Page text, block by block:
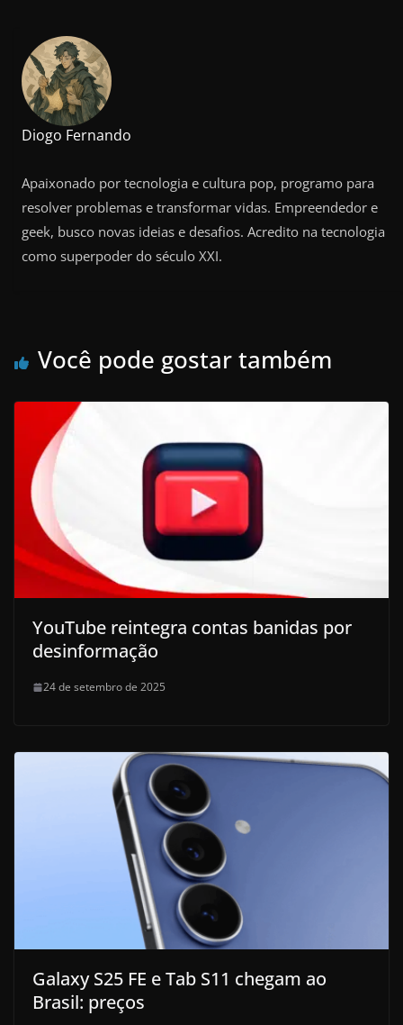
Diogo Fernando
Apaixonado por tecnologia e cultura pop, programo para
resolver problemas e transformar vidas. Empreendedor e
geek, busco novas ideias e desafios. Acredito na tecnologia
como superpoder do século XXI.
Você pode gostar também
YouTube reintegra contas banidas por
desinformação
24 de setembro de 2025
Galaxy S25 FE e Tab S11 chegam ao
Brasil: preços